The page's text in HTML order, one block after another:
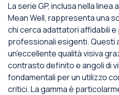
La serie GP, inclusa nella
Mean Well, rappresenta una
chi cerca adattatori affidabili
professionali esigenti.
un'eccellente qualità visiva
contrasto definito e angoli di
fondamentali per un utilizzo
critici. La gamma è